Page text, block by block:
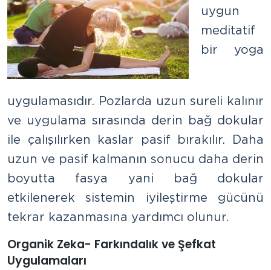
uygun
meditatif
bir yoga
uygulamasıdır. Pozlarda uzun sureli kalınır
ve uygulama sırasında derin bağ dokular
ile çalışılırken kaslar pasif bırakılır. Daha
uzun ve pasif kalmanın sonucu daha derin
boyutta fasya yani bağ dokular
etkilenerek sistemin iyileştirme gücünü
tekrar kazanmasına yardımcı olunur.
Organik Zeka- Farkındalık ve Şefkat
Uygulamaları